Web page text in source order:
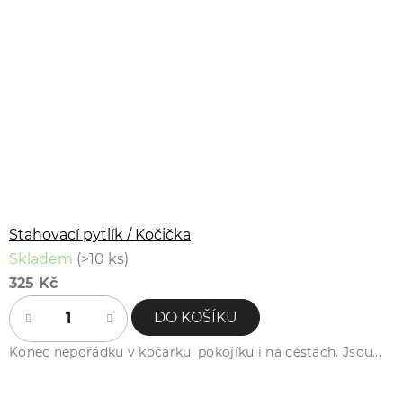
Stahovací pytlík / Kočička
Skladem (>10 ks)
325 Kč
DO KOŠÍKU
Konec nepořádku v kočárku, pokojíku i na cestách. Jsou...